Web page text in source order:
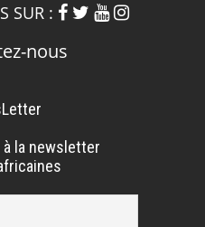
SUR :
nous
la newsletter